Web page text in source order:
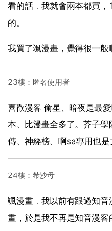
看的話，我就會兩本都買
的。
我買了颯漫畫，覺得很一般
23樓：匿名使用者
喜歡漫客 偷星、暗夜是最
本、比漫畫全多了。芥子
傳、神經榜、啊sa專用也是
24樓：希沙母
颯漫畫，我以前有跟過知
畫，於是我不再是知音漫客